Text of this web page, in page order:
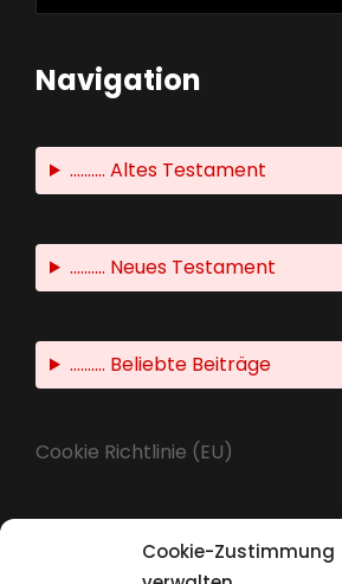
Cookie-Zustimmung
Navigation
.......... Altes Testament
.......... Neues Testament
.......... Beliebte Beiträge
Cookie Richtlinie (EU)